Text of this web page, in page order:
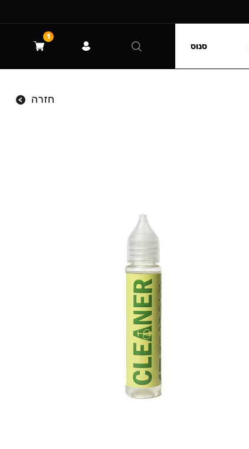
חזרה
סנוס
1